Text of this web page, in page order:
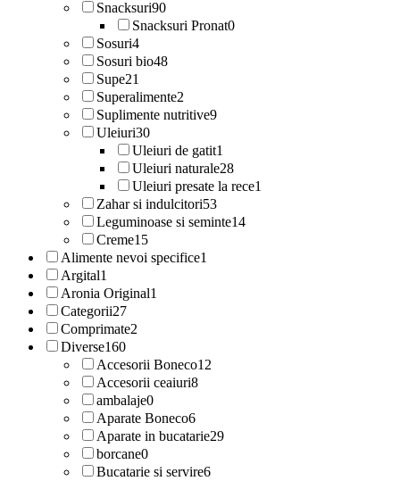
Snacksuri90
Snacksuri Pronat0
Sosuri4
Sosuri bio48
Supe21
Superalimente2
Suplimente nutritive9
Uleiuri30
Uleiuri de gatit1
Uleiuri naturale28
Uleiuri presate la rece1
Zahar si indulcitori53
Leguminoase si seminte14
Creme15
Alimente nevoi specifice1
Argital1
Aronia Original1
Categorii27
Comprimate2
Diverse160
Accesorii Boneco12
Accesorii ceaiuri8
ambalaje0
Aparate Boneco6
Aparate in bucatarie29
borcane0
Bucatarie si servire6